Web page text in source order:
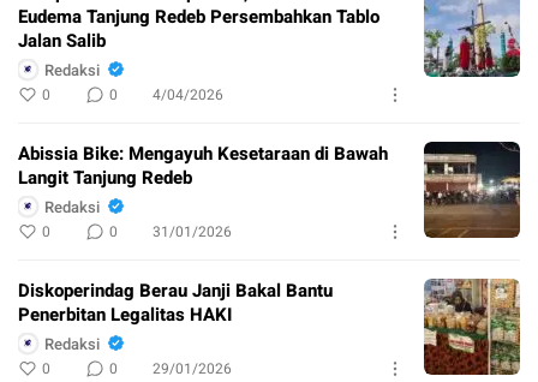
Eudema Tanjung Redeb Persembahkan Tablo
Jalan Salib
Redaksi
0 0 4/04/2026
Abissia Bike: Mengayuh Kesetaraan di Bawah
Langit Tanjung Redeb
Redaksi
0 0 31/01/2026
Diskoperindag Berau Janji Bakal Bantu
Penerbitan Legalitas HAKI
Redaksi
0 0 29/01/2026